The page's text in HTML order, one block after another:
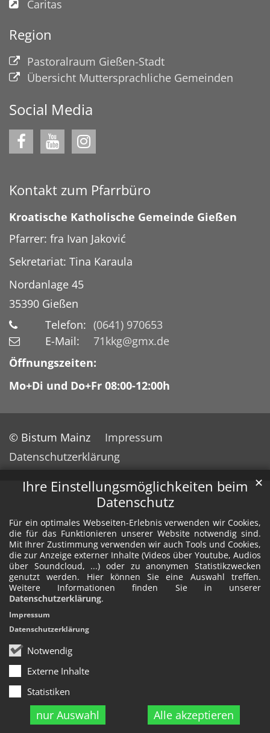
Ihre Einstellungsmöglichkeiten beim
Datenschutz
Für ein optimales Webseiten-Erlebnis verwenden wir Cookies,
die für das Funktionieren unserer Website notwendig sind.
Mit Ihrer Zustimmung verwenden wir auch Tools und Cookies,
die zur Anzeige externer Inhalte (Videos über Youtube, Audios
über Soundcloud, ...) oder zu anonymen Statistikzwecken
genutzt werden. Hier können Sie eine Auswahl treffen.
Weitere Informationen finden Sie in unserer
Datenschutzerklärung.
Notwendig
Externe Inhalte
Statistiken
nur Auswahl Alle akzeptieren
✕
Impressum
Datenschutzerklärung
Caritas
Region
Pastoralraum Gießen-Stadt
Übersicht Muttersprachliche Gemeinden
Social Media
Kontakt zum Pfarrbüro
Kroatische Katholische Gemeinde Gießen
Pfarrer: fra Ivan Jaković
Sekretariat: Tina Karaula
Nordanlage 45
35390 Gießen
Telefon: (0641) 970653
E-Mail:
71kkg@gmx.de
Öffnungszeiten:
Mo+Di und Do+Fr 08:00-12:00h
© Bistum Mainz
Impressum
Datenschutzerklärung